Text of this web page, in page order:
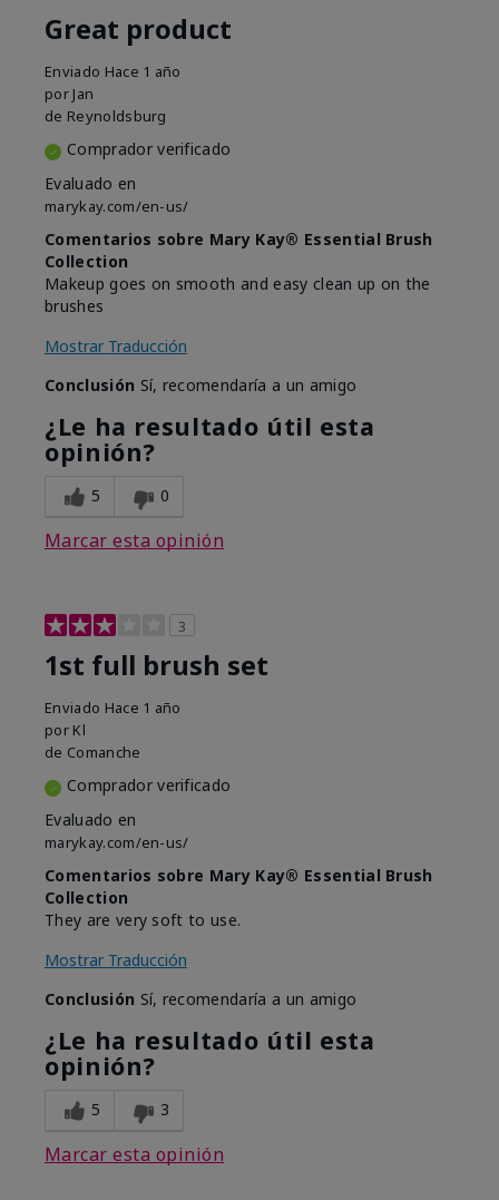
Great product
Enviado Hace 1 año
por Jan
de Reynoldsburg
Comprador verificado
Evaluado en
marykay.com/en-us/
Comentarios sobre Mary Kay® Essential Brush
Collection
Makeup goes on smooth and easy clean up on the
brushes
Mostrar Traducción
Conclusión Sí, recomendaría a un amigo
¿Le ha resultado útil esta
opinión?
5 0
Marcar esta opinión
3
1st full brush set
Enviado Hace 1 año
por Kl
de Comanche
Comprador verificado
Evaluado en
marykay.com/en-us/
Comentarios sobre Mary Kay® Essential Brush
Collection
They are very soft to use.
Mostrar Traducción
Conclusión Sí, recomendaría a un amigo
¿Le ha resultado útil esta
opinión?
5 3
Marcar esta opinión